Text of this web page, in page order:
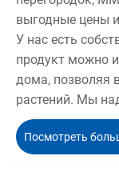
выгодные цены
У нас есть
продукт можно
дома, позволяя
растений. Мы
Посмотреть